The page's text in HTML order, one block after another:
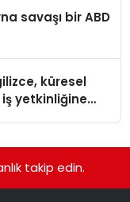
savaşı bir ABD
küresel
yetkinliğine
takip edin.